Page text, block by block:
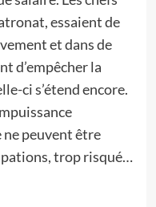
essaient de
et dans de
d’empêcher la
ci s’étend encore.
ne peuvent être
trop risqué…